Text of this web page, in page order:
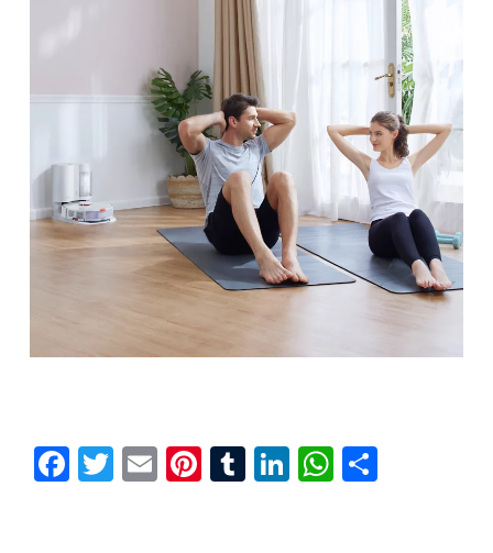
Facebook
Twitter
EmailPinterest
Tumblr
LinkedIn